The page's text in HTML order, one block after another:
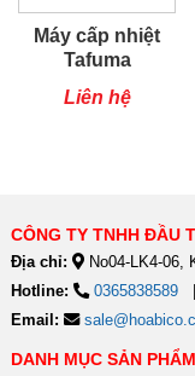
Máy cấp nhiệt
Tafuma
Liên hệ
CÔNG TY TNHH ĐẦU
Địa chỉ:
No04-LK4-06,
Hotline:
0365838589
Email:
DANH MỤC SẢN PHẨM